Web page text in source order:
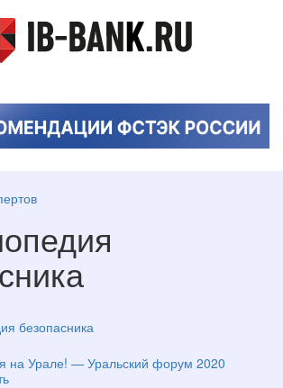
безопасника
на Урале! — Уральский форум 2020